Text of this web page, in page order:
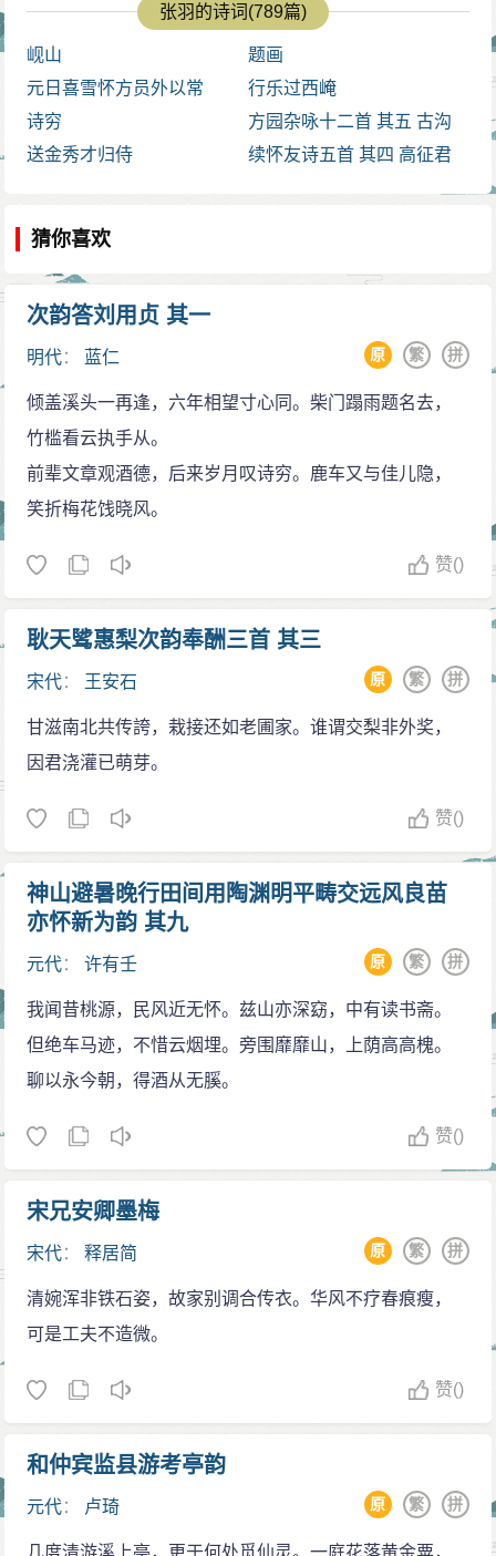
张羽的诗词(789篇)
岘山
题画
元日喜雪怀方员外以常
行乐过西崦
诗穷
方园杂咏十二首 其五 古沟
送金秀才归侍
续怀友诗五首 其四 高征君
猜你喜欢
次韵答刘用贞 其一
明代： 蓝仁 拼
繁
原
倾盖溪头一再逢，六年相望寸心同。柴门蹋雨题名去，
竹槛看云执手从。
前辈文章观酒德，后来岁月叹诗穷。鹿车又与佳儿隐，
笑折梅花饯晓风。
赞()
耿天骘惠梨次韵奉酬三首 其三
宋代： 王安石 拼
繁
原
甘滋南北共传誇，栽接还如老圃家。谁谓交梨非外奖，
因君浇灌已萌芽。
赞()
神山避暑晚行田间用陶渊明平畴交远风良苗
亦怀新为韵 其九
元代：许有壬 拼
繁
原
我闻昔桃源，民风近无怀。兹山亦深窈，中有读书斋。
但绝车马迹，不惜云烟埋。旁围靡靡山，上荫高高槐。
聊以永今朝，得酒从无膎。
赞()
宋兄安卿墨梅
宋代：释居简 拼
繁
原
清婉浑非铁石姿，故家别调合传衣。华风不疗春痕瘦，
可是工夫不造微。
赞()
和仲宾监县游考亭韵
元代： 卢琦 拼
繁
原
几度清游溪上亭，更于何处觅仙灵。一庭花落黄金粟，